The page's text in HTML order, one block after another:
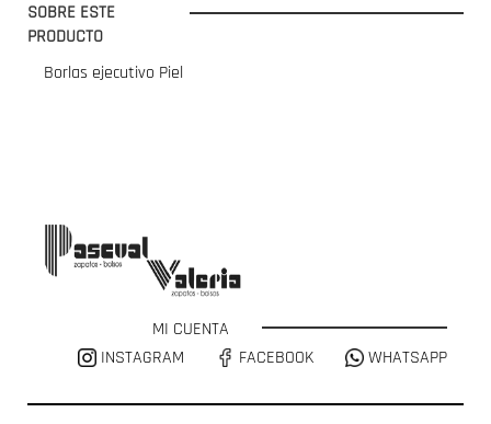
SOBRE ESTE
PRODUCTO
Borlas ejecutivo Piel
MI CUENTA
INSTAGRAM
FACEBOOK WHATSAPP